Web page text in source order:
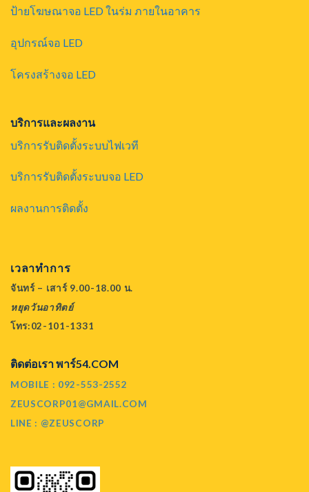
ป้ายโฆษณาจอ LED ในร่ม ภายในอาคาร
อุปกรณ์จอ LED
โครงสร้างจอ LED
บริการและผลงาน
บริการรับติดตั้งระบบไฟเวที
บริการรับติดตั้งระบบจอ LED
ผลงานการติดตั้ง
เวลาทำการ
จันทร์ – เสาร์ 9.00-18.00 น.
หยุดวันอาทิตย์
โทร:02-101-1331
ติดต่อเรา พาร์54.COM
MOBILE : 092-553-2552
ZEUSCORP01@GMAIL.COM
LINE : @ZEUSCORP